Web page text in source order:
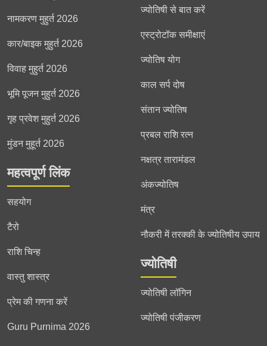
नामकरण मुहुर्त 2026
कार/बाइक मुहुर्त 2026
विवाह मुहुर्त 2026
भूमि पूजन मुहुर्त 2026
गृह प्रवेश मुहुर्त 2026
मुंडन मुहूर्त 2026
महत्वपूर्ण लिंक
सहयोग
टैरो
राशि चिन्ह
वास्तु शास्त्र
प्रेम की गणना करें
Guru Purnima 2026
ज्योतिषी से बात करें
एस्ट्रोटॉक समीक्षाएं
ज्योतिष योग
काल सर्प दोष
संतान ज्योतिष
प्रबल राशि रत्न
नक्षत्र तारामंडल
अंकज्योतिष
मंत्र
नौकरी में तरक्की के ज्योतिषीय उपाय
ज्योतिषी
ज्योतिषी लॉगिन
ज्योतिषी पंजीकरण